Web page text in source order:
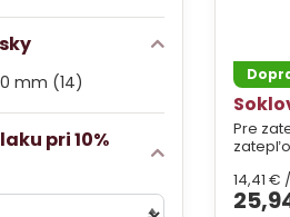
Pre
14,41 €
mm (14)
pri 10%